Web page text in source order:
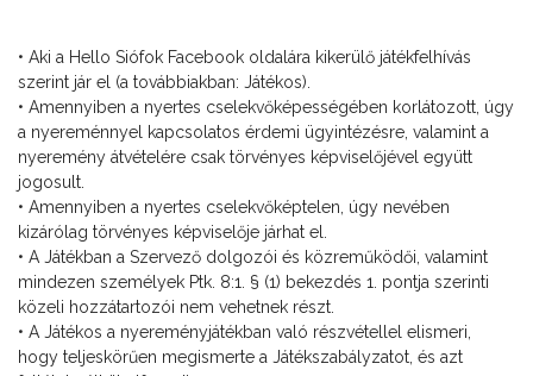
• Aki a Hello Siófok Facebook oldalára kikerülő játékfelhívás
szerint jár el (a továbbiakban: Játékos).
• Amennyiben a nyertes cselekvőképességében korlátozott, úgy
a nyereménnyel kapcsolatos érdemi ügyintézésre, valamint a
nyeremény átvételére csak törvényes képviselőjével együtt
jogosult.
• Amennyiben a nyertes cselekvőképtelen, úgy nevében
kizárólag törvényes képviselője járhat el.
• A Játékban a Szervező dolgozói és közreműködői, valamint
mindezen személyek Ptk. 8:1. § (1) bekezdés 1. pontja szerinti
közeli hozzátartozói nem vehetnek részt.
• A Játékos a nyereményjátékban való részvétellel elismeri,
hogy teljeskörűen megismerte a Játékszabályzatot, és azt